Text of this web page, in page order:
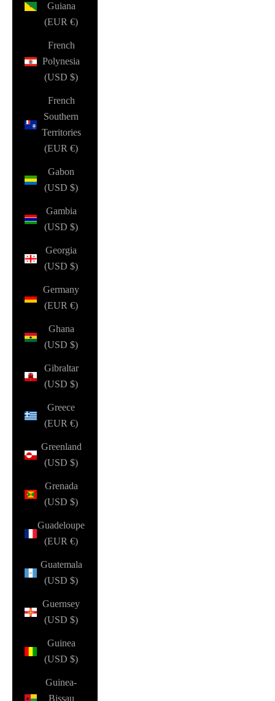
Guiana
(EUR €)
French
Polynesia
(USD $)
French
Southern
Territories
(EUR €)
Gabon
(USD $)
Gambia
(USD $)
Georgia
(USD $)
Germany
(EUR €)
Ghana
(USD $)
Gibraltar
(USD $)
Greece
(EUR €)
Greenland
(USD $)
Grenada
(USD $)
Guadeloupe
(EUR €)
Guatemala
(USD $)
Guernsey
(USD $)
Guinea
(USD $)
Guinea-
Bissau